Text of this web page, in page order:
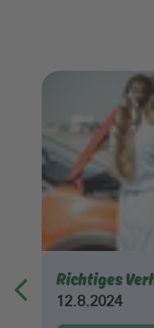
Richtiges
12.8.2024